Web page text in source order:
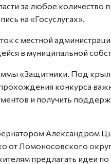
за любое количество
на «Госуслугах».
с местной
в муниципальной
«Защитники. Под
конкурса
и получить
Александром
от Ломоносовского
предлагать идеи по